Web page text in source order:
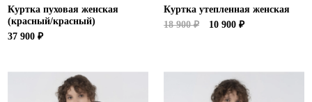
Куртка пуховая женская
(красный/красный)
37 900 ₽
Куртка утепленная женская
18 900 ₽
10 900 ₽